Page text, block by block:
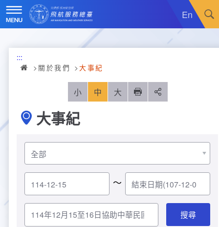
跳
到
主
要
En
最新消息
採購公告
就業資訊
活動訊息
電子相簿
RSS訂閱
關於我們
組織沿革
組織架構
業務職掌
編制及預算員額
首長介紹
服務範疇
飛航管制
服務介紹
服務進化史
飛航情報
服務介紹
服務進化史
航空氣象
服務介紹
航空通信
重大施政計畫
重大施政計畫
統計資訊
年統計資訊
管制架次統計
月統計資訊
桃園機場航班分時統計
便民服務
意見交流
人民陳情
線上申辦
業務宣導
宣導短片
專區服務
:::
關於我們
大事紀
小 中 大 列印
大事紀
～